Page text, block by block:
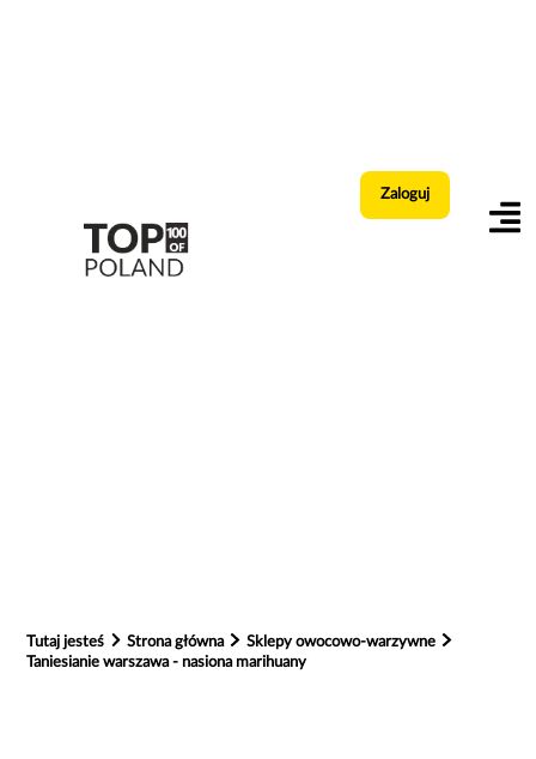
Zaloguj
Tutaj jesteś Strona główna
Sklepy owocowo-warzywne
Taniesianie warszawa - nasiona marihuany